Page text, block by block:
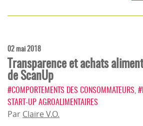
02 mai 2018
Transparence et achats
de ScanUp
#COMPORTEMENTS DES CONSOMMATEURS
START-UP AGROALIMENTAIRES
Par Claire V.O.